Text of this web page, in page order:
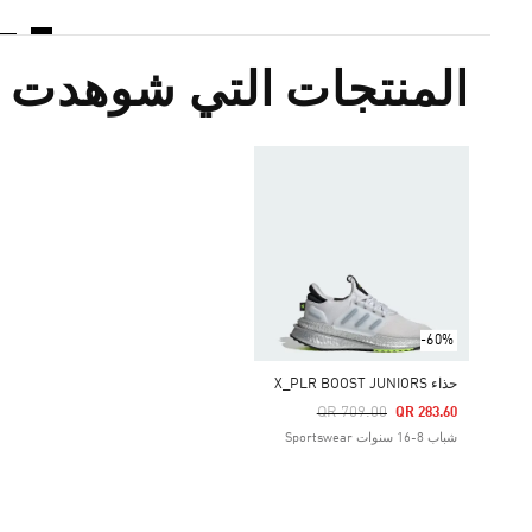
المنتجات التي شوهدت
-60%
حذاء X_PLR BOOST JUNIORS
Price Reduced From
QR 709.00
To QR 283.60
شباب 8-16 سنوات Sportswear